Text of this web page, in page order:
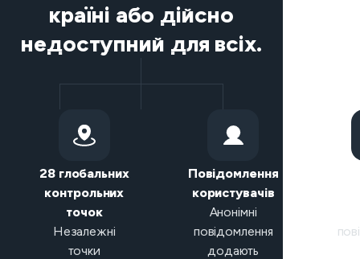
країні або дійсно
недоступний для всіх.
28 глобальних
контрольних
точок
Незалежні
точки
Повідомлення
користувачів
Анонімні
повідомлення
додають